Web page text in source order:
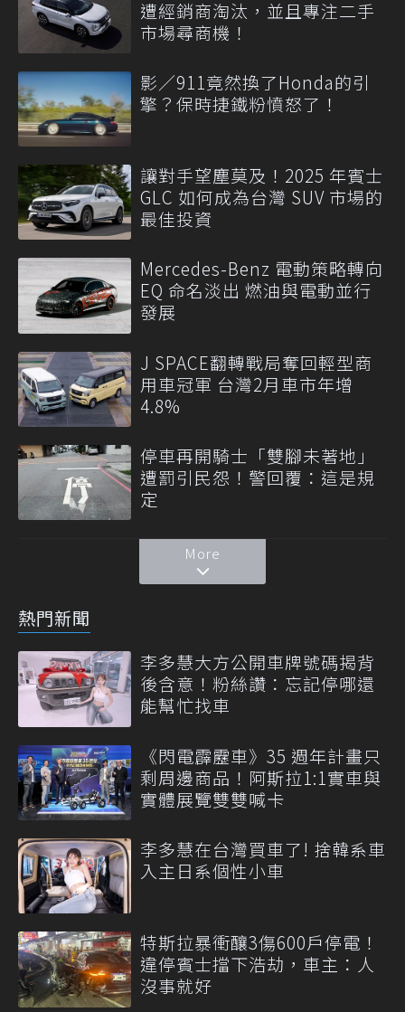
遭經銷商淘汰，並且專注二手
市場尋商機！
影／911竟然換了Honda的引
擎？保時捷鐵粉憤怒了！
讓對手望塵莫及！2025 年賓士
GLC 如何成為台灣 SUV 市場的
最佳投資
Mercedes-Benz 電動策略轉向
EQ 命名淡出 燃油與電動並行
發展
J SPACE翻轉戰局奪回輕型商
用車冠軍 台灣2月車市年增
4.8%
停車再開騎士「雙腳未著地」
遭罰引民怨！警回覆：這是規
定
More
熱門新聞
李多慧大方公開車牌號碼揭背
後含意！粉絲讚：忘記停哪還
能幫忙找車
《閃電霹靂車》35 週年計畫只
剩周邊商品！阿斯拉1:1實車與
實體展覽雙雙喊卡
李多慧在台灣買車了! 捨韓系車
入主日系個性小車
特斯拉暴衝釀3傷600戶停電！
違停賓士擋下浩劫，車主：人
沒事就好